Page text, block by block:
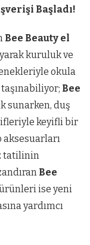
Başladı!
Bee Beauty el
kuruluk ve
okula
Bee
sunarken, duş
keyifli bir
aksesuarları
tatilinin
Bee
ise yeni
yardımcı